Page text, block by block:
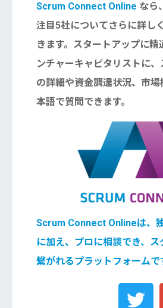
Scrum Connect Online なら
注目5社についてさらに詳し
きます。スタートアップに精
ンチャーキャピタリストに
の詳細や資金調達状況、市場
本語で質問できます。
Scrum Connect Onlineは、
に加え、プロに相談でき、ス
繋がれるプラットフォームで